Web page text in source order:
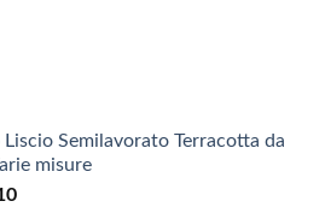
Liscio Semilavorato Terracotta da
misure
Fascia